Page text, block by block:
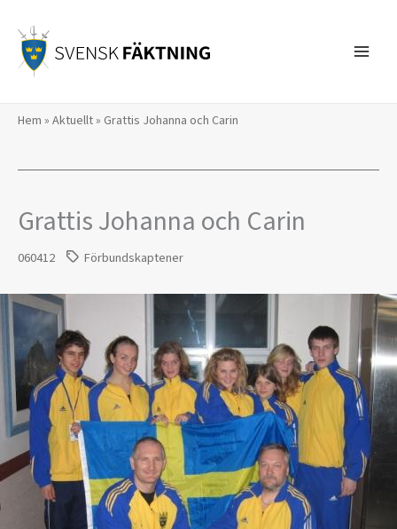
innehåll
Hem » Aktuellt» Grattis Johanna och Carin
Grattis Johanna och Carin
060412 Förbundskaptener